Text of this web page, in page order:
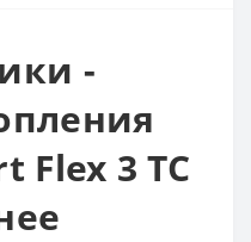
-
Flex 3 TC